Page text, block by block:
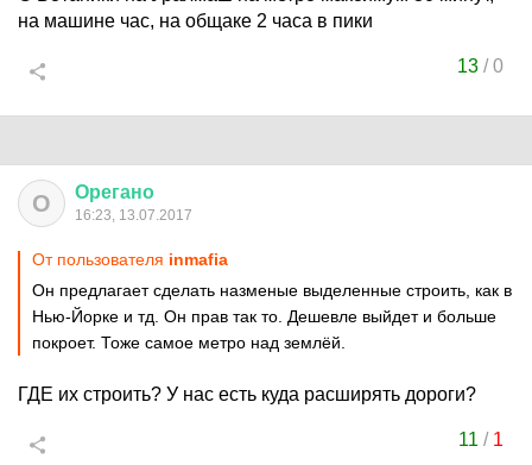
на машине час, на общаке 2 часа в пики
13 /0
О Орегано
16:23, 13.07.2017
От пользователя inmafia
Он предлагает сделать назменые выделенные строить, как в
Нью-Йорке и тд. Он прав так то. Дешевле выйдет и больше
покроет. Тоже самое метро над землёй.
ГДЕ их строить? У нас есть куда расширять дороги?
11 / 1